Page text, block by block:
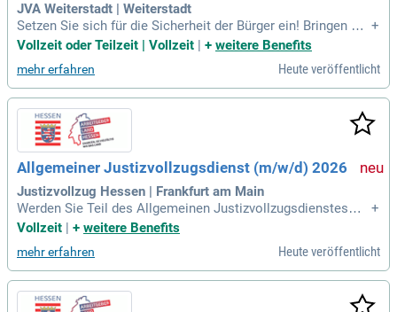
JVA Weiterstadt | Weiterstadt
Setzen Sie sich für die Sicherheit der Bürger ein! Bringen Sie
Ihre gefestigte Persönlichkeit und Ruhe in herausfordernden
fangenen und unterstützen Sie deren Resozialisierung in ein
er verantwortungsvollen Rolle.
+
Vollzeit oder Teilzeit | Vollzeit
+ weitere Benefits
mehr erfahren Heute veröffentlicht
Allgemeiner Justizvollzugsdienst (m/w/d) 2026
Justizvollzug Hessen | Frankfurt am Main
Werden Sie Teil des Allgemeinen Justizvollzugsdienstes
(m/w/d) und gestalten Sie das Leben von etwa 4300 Gefang
rbringung sowie die Förderung von Resozialisierung und die
Vermittlung von Werten. Sie sind die zentrale Ansprechpers
on, die den Alltagsablauf der Häftlinge ordnet und kontrollie
rt. In kritischen Momenten sind Sie bestens vorbereitet durc
+
Vollzeit | + weitere Benefits
mehr erfahren Heute veröffentlicht